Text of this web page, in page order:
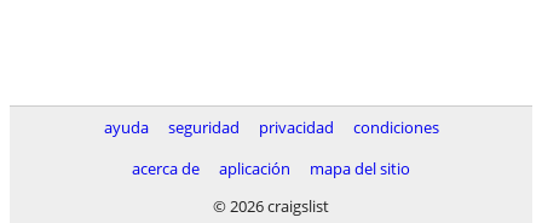
ayuda seguridad privacidad
condiciones
acerca de
aplicación
mapa del sitio
© 2026 craigslist